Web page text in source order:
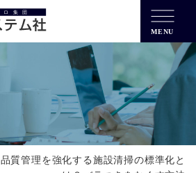
MENU
品質管理を強化する施設清掃の標準化と